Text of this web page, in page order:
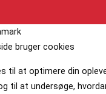
bruger cookies
til at optimere din
til at undersøge,